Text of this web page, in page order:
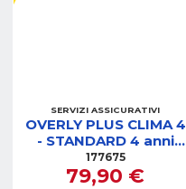
SERVIZI ASSICURATIVI
OVERLY PLUS CLIMA 4
- STANDARD 4 anni
(500,01-800)
177675
79,90 €